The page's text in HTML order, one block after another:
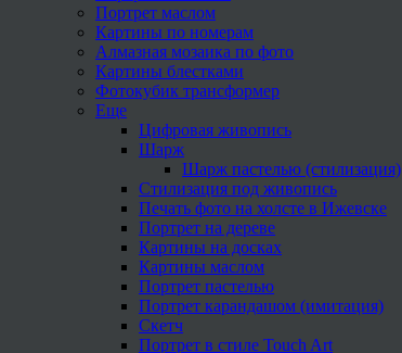
Портрет маслом
Картины по номерам
Алмазная мозаика по фото
Картины блестками
Фотокубик трансформер
Еще
Цифровая живопись
Шарж
Шарж пастелью (стилизация)
Стилизация под живопись
Печать фото на холсте в Ижевске
Портрет на дереве
Картины на досках
Картины маслом
Портрет пастелью
Портрет карандашом (имитация)
Скетч
Портрет в стиле Touch Art